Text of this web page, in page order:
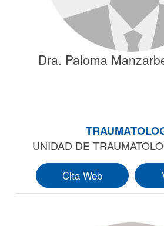
Dra. Paloma
UNIDAD DE
Cita Web